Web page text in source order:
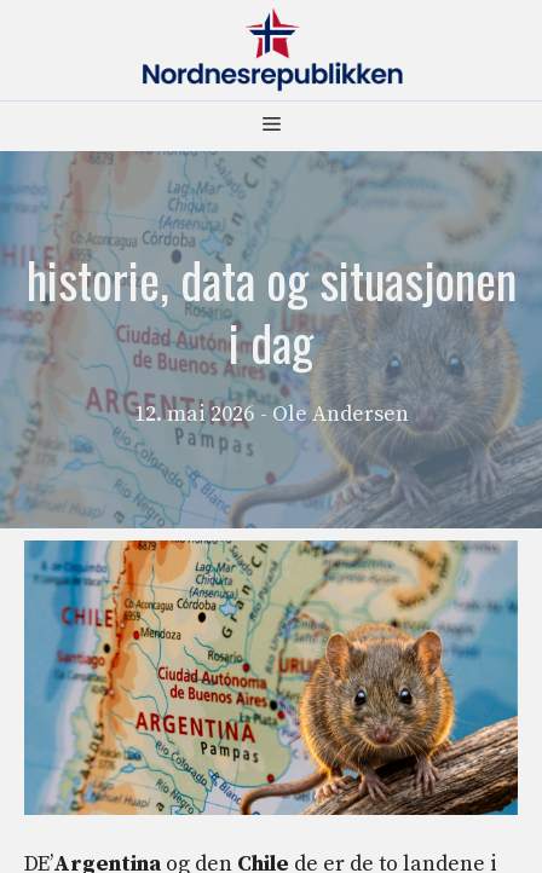
Meny
historie, data og situasjonen
i dag
12. mai 2026 - Ole Andersen
DE’Argentina og den Chile de er de to landene i